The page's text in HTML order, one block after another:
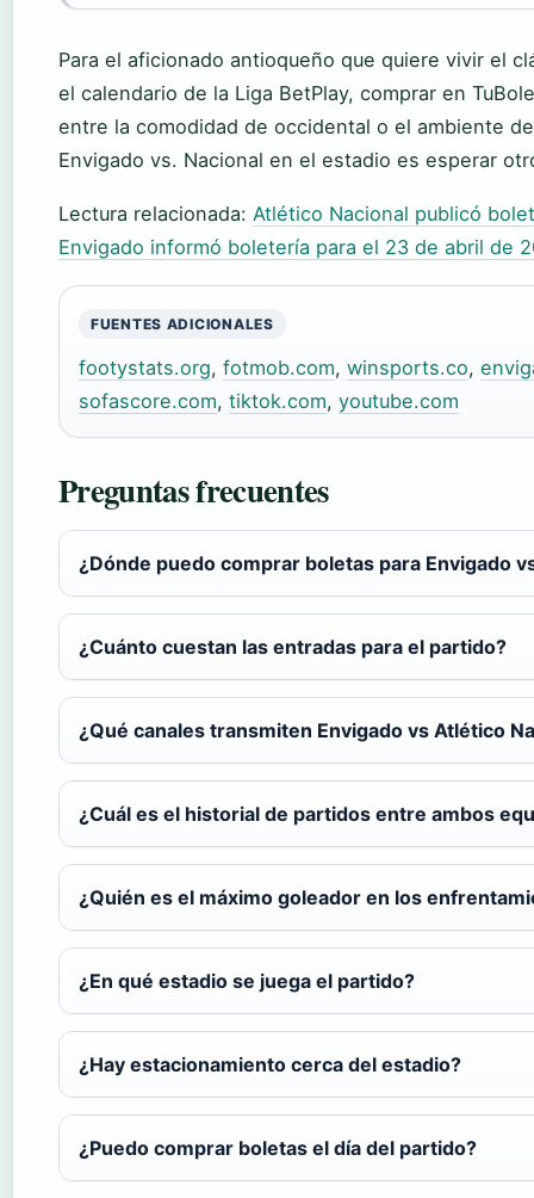
Para el aficionado antioqueño que quiere vivir el
el calendario de la Liga BetPlay, comprar en
entre la comodidad de occidental o el ambiente
Envigado vs. Nacional en el estadio es esperar
Lectura relacionada: Atlético Nacional publicó
Envigado informó boletería para el 23 de abril de
FUENTES ADICIONALES
footystats.org, fotmob.com, winsports.co,
sofascore.com, tiktok.com, youtube.com
Preguntas frecuentes
¿Dónde puedo comprar boletas para Envigado
¿Cuánto cuestan las entradas para el partido?
¿Qué canales transmiten Envigado vs Atlético
¿Cuál es el historial de partidos entre ambos
¿Quién es el máximo goleador en los
¿En qué estadio se juega el partido?
¿Hay estacionamiento cerca del estadio?
¿Puedo comprar boletas el día del partido?